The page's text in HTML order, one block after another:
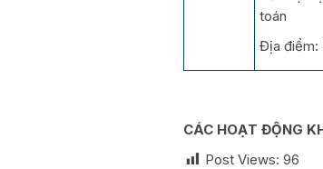
toán
Địa điểm:
CÁC HOẠT ĐỘNG
Post Views: 96